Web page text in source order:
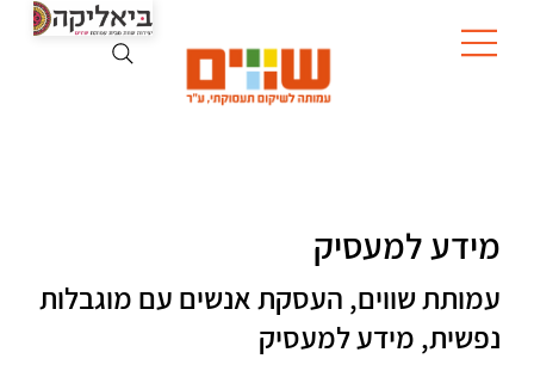
מידע למעסיק
עמותת שווים, העסקת אנשים עם מוגבלות
נפשית, מידע למעסיק